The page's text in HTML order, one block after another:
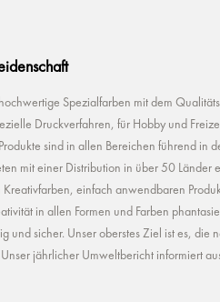
Spezialfarben mit dem
Druckverfahren, für Hobby und
sind in allen Bereichen führend in
mit einer Distribution in über 50 Länder
einfach anwendbaren
in allen Formen und Farben
und sicher. Unser oberstes Ziel ist es, die
jährlicher Umweltbericht informiert